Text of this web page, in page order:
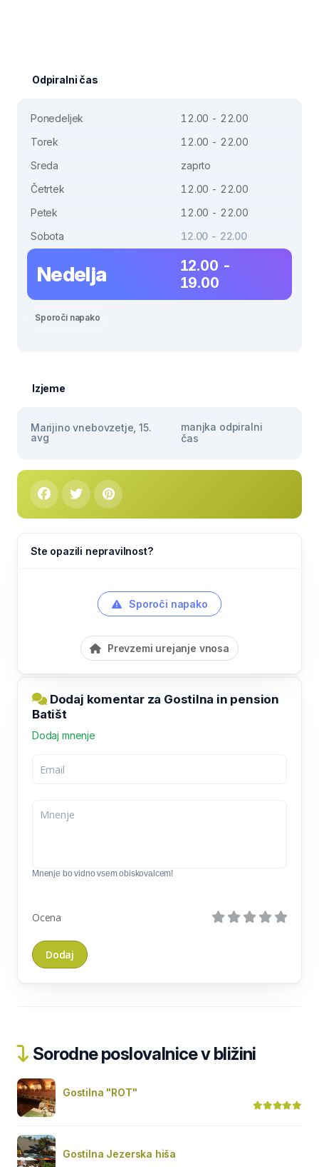
Odpiralni čas
Ponedeljek
12.00 - 22.00
Torek
12.00 - 22.00
Sreda
zaprto
Četrtek
12.00 - 22.00
Petek
12.00 - 22.00
Sobota
12.00 - 22.00
Nedelja
12.00 -
19.00
Sporoči napako
Izjeme
Marijino vnebovzetje, 15.
avg
manjka odpiralni
čas
Ste opazili nepravilnost?
Sporoči napako
Prevzemi urejanje vnosa
Dodaj komentar za Gostilna in pension
Batišt
Dodaj mnenje
Mnenje bo vidno vsem obiskovalcem!
Ocena
Sorodne poslovalnice v bližini
Gostilna "ROT"
Gostilna Jezerska hiša